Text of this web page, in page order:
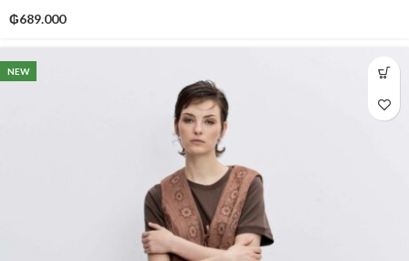
₲689.000
NEW